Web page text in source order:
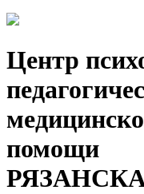
Центр
помощи